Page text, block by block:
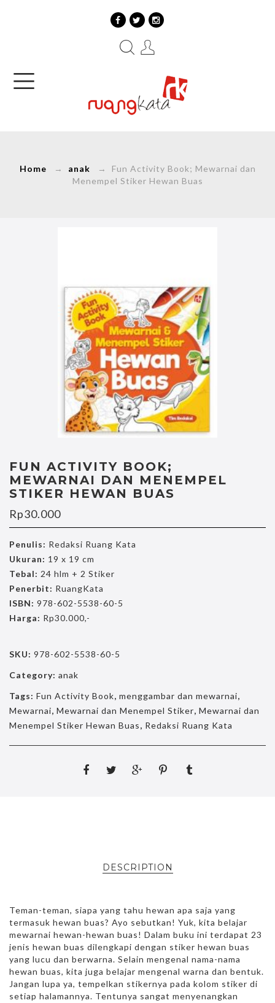
Home → anak → Fun Activity Book; Mewarnai dan
Menempel Stiker Hewan Buas
FUN ACTIVITY BOOK;
MEWARNAI DAN MENEMPEL
STIKER HEWAN BUAS
Rp30.000
Penulis: Redaksi Ruang Kata
Ukuran: 19 x 19 cm
Tebal: 24 hlm + 2 Stiker
Penerbit: RuangKata
ISBN: 978-602-5538-60-5
Harga: Rp30.000,-
SKU: 978-602-5538-60-5
Category: anak
Tags: Fun Activity Book, menggambar dan mewarnai,
Mewarnai, Mewarnai dan Menempel Stiker, Mewarnai dan
Menempel Stiker Hewan Buas, Redaksi Ruang Kata
DESCRIPTION
Teman-teman, siapa yang tahu hewan apa saja yang
termasuk hewan buas? Ayo sebutkan! Yuk, kita belajar
mewarnai hewan-hewan buas! Dalam buku ini terdapat 23
jenis hewan buas dilengkapi dengan stiker hewan buas
yang lucu dan berwarna. Selain mengenal nama-nama
hewan buas, kita juga belajar mengenal warna dan bentuk.
Jangan lupa ya, tempelkan stikernya pada kolom stiker di
setiap halamannya. Tentunya sangat menyenangkan